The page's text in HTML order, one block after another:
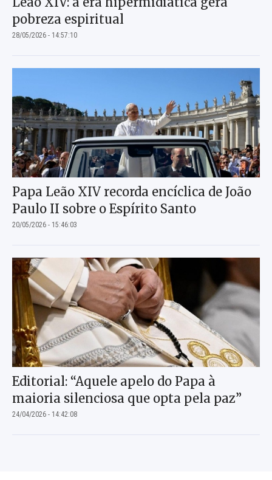
pobreza espiritual
28/05/2026 - 14:57:10
Papa Leão XIV recorda encíclica de João
Paulo II sobre o Espírito Santo
20/05/2026 - 15:46:03
Editorial: “Aquele apelo do Papa à
maioria silenciosa que opta pela paz”
24/04/2026 - 14:42:08